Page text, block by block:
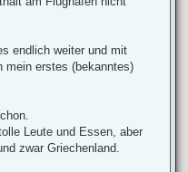
endlich weiter und mit
mein erstes (bekanntes)
Leute und Essen, aber
zwar Griechenland.